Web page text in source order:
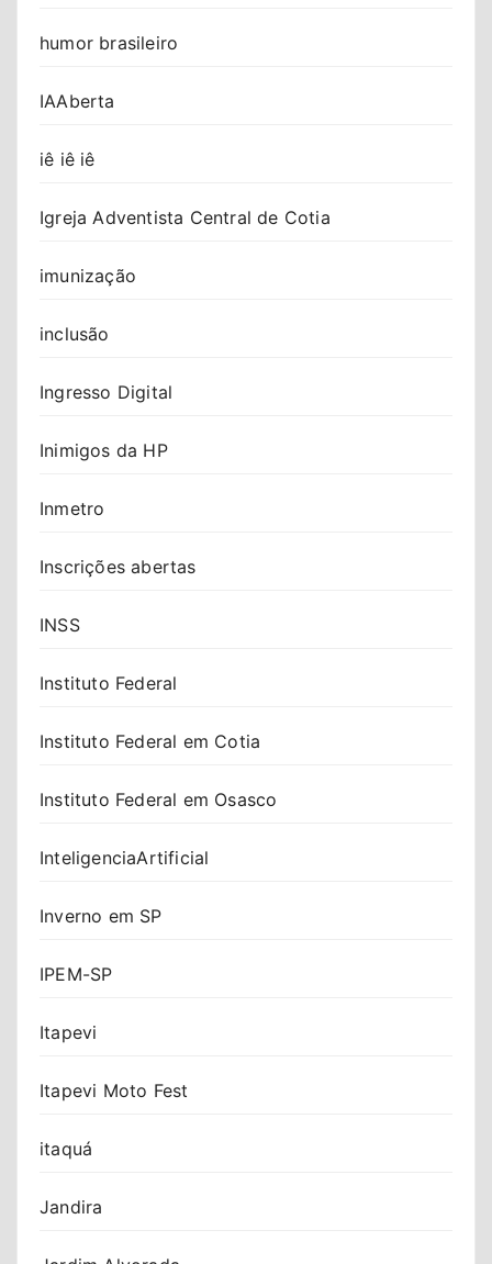
humor brasileiro
IAAberta
iê iê iê
Igreja Adventista Central de Cotia
imunização
inclusão
Ingresso Digital
Inimigos da HP
Inmetro
Inscrições abertas
INSS
Instituto Federal
Instituto Federal em Cotia
Instituto Federal em Osasco
InteligenciaArtificial
Inverno em SP
IPEM-SP
Itapevi
Itapevi Moto Fest
itaquá
Jandira